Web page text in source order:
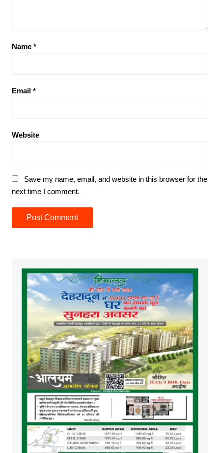
Name *
Email *
Website
Save my name, email, and website in this browser for the
next time I comment.